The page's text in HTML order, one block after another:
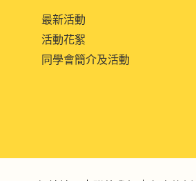
最新活動
活動花絮
同學會簡介及活動